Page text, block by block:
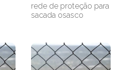
rede de proteção para
sacada osasco